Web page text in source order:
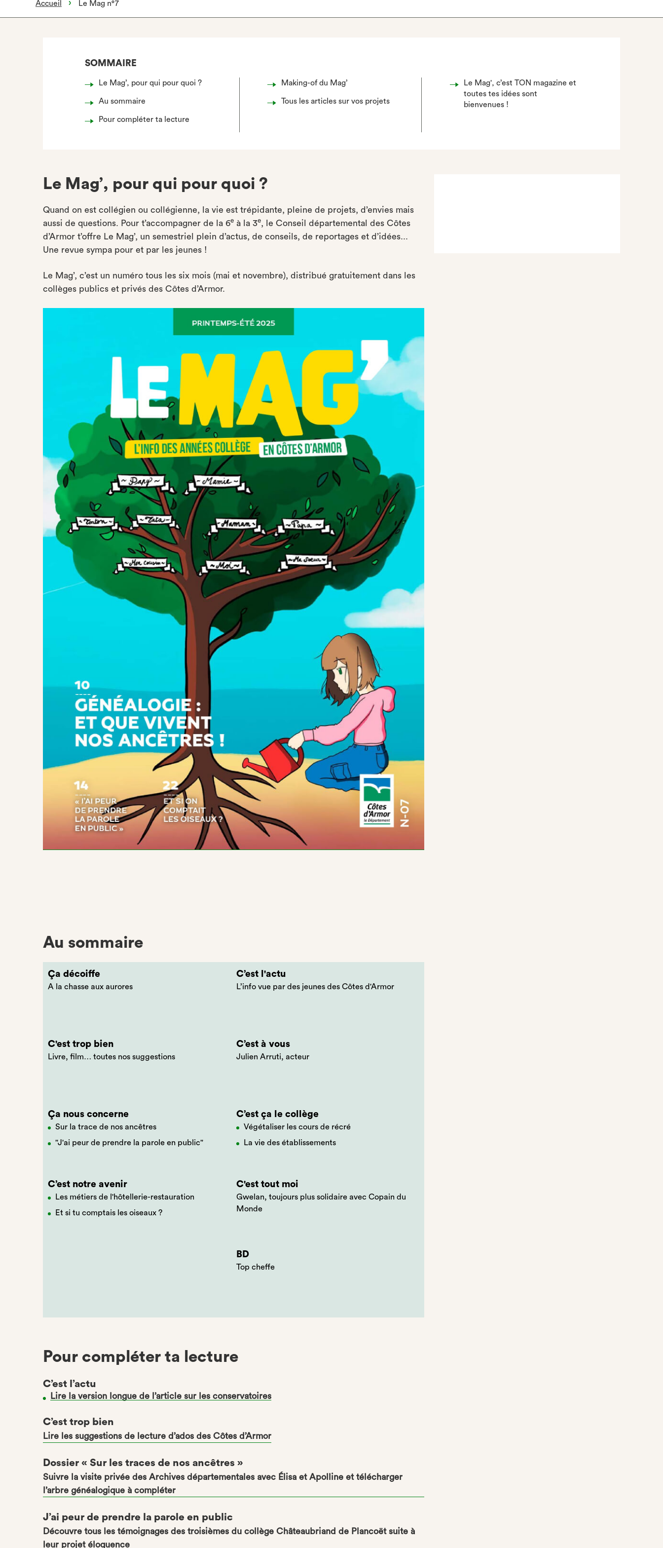
Accueil Le Mag n°7
SOMMAIRE
Le Mag’, pour qui pour quoi ?
Au sommaire
Pour compléter ta lecture
Making-of du Mag’
Tous les articles sur vos projets
Le Mag', c’est TON magazine et
toutes tes idées sont
bienvenues !
Le Mag’, pour qui pour quoi ?
Quand on est collégien ou collégienne, la vie est trépidante, pleine de projets, d’envies mais
aussi de questions. Pour t’accompagner de la 6e à la 3e, le Conseil départemental des Côtes
d’Armor t’offre Le Mag’, un semestriel plein d’actus, de conseils, de reportages et d’idées...
Une revue sympa pour et par les jeunes !
Le Mag’, c’est un numéro tous les six mois (mai et novembre), distribué gratuitement dans les
collèges publics et privés des Côtes d’Armor.
Au sommaire
Ça décoiffe
A la chasse aux aurores
C’est l'actu
L’info vue par des jeunes des Côtes d'Armor
C'est trop bien
Livre, film… toutes nos suggestions
C’est à vous
Julien Arruti, acteur
Ça nous concerne
Sur la trace de nos ancêtres
"J'ai peur de prendre la parole en public"
C’est ça le collège
Végétaliser les cours de récré
La vie des établissements
C’est notre avenir
Les métiers de l'hôtellerie-restauration
Et si tu comptais les oiseaux ?
C'est tout moi
Gwelan, toujours plus solidaire avec Copain du
Monde
BD
Top cheffe
Pour compléter ta lecture
C’est l’actu
Lire la version longue de l’article sur les conservatoires
C’est trop bien
Lire les suggestions de lecture d’ados des Côtes d’Armor
Dossier « Sur les traces de nos ancêtres »
Suivre la visite privée des Archives départementales avec Élisa et Apolline et télécharger
l’arbre généalogique à compléter
J’ai peur de prendre la parole en public
Découvre tous les témoignages des troisièmes du collège Châteaubriand de Plancoët suite à
leur projet éloquence